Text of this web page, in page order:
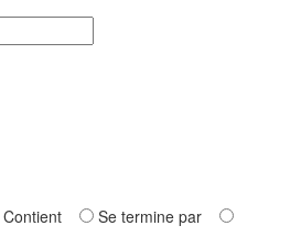
Contient
Se termine par